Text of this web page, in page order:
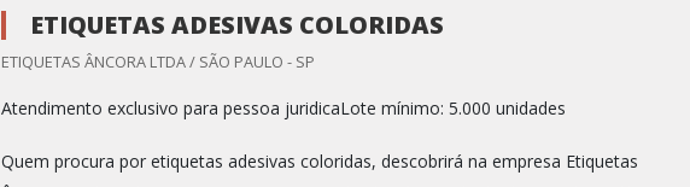
ETIQUETAS ADESIVAS COLORIDAS
ETIQUETAS ÂNCORA LTDA / SÃO PAULO - SP
Atendimento exclusivo para pessoa juridicaLote mínimo: 5.000 unidades
Quem procura por etiquetas adesivas coloridas, descobrirá na empresa Etiquetas